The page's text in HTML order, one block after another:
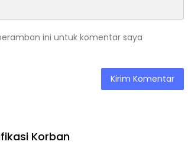
ini untuk komentar saya
Korban